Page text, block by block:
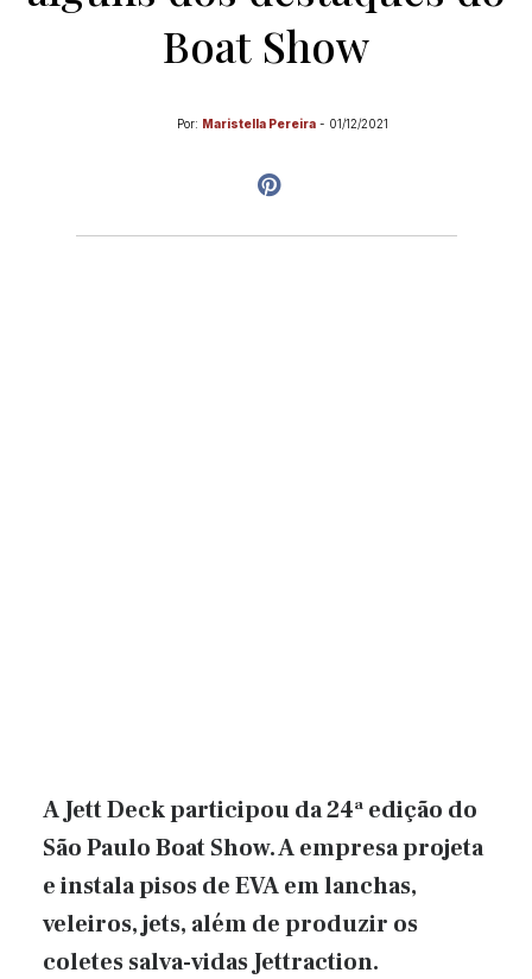
Boat Show
Por: Maristella Pereira - 01/12/2021
A Jett Deck participou da 24ª edição do
São Paulo Boat Show. A empresa projeta
e instala pisos de EVA em lanchas,
veleiros, jets, além de produzir os
coletes salva-vidas Jettraction.